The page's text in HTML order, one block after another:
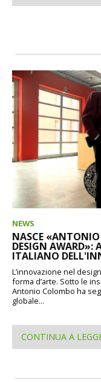
NEWS
NASCE
DESIGN AWARD»:
ITALIANO
L’innovazione nel
forma d’arte. Sotto le
Antonio Colombo ha
globale...
CONTINUA A